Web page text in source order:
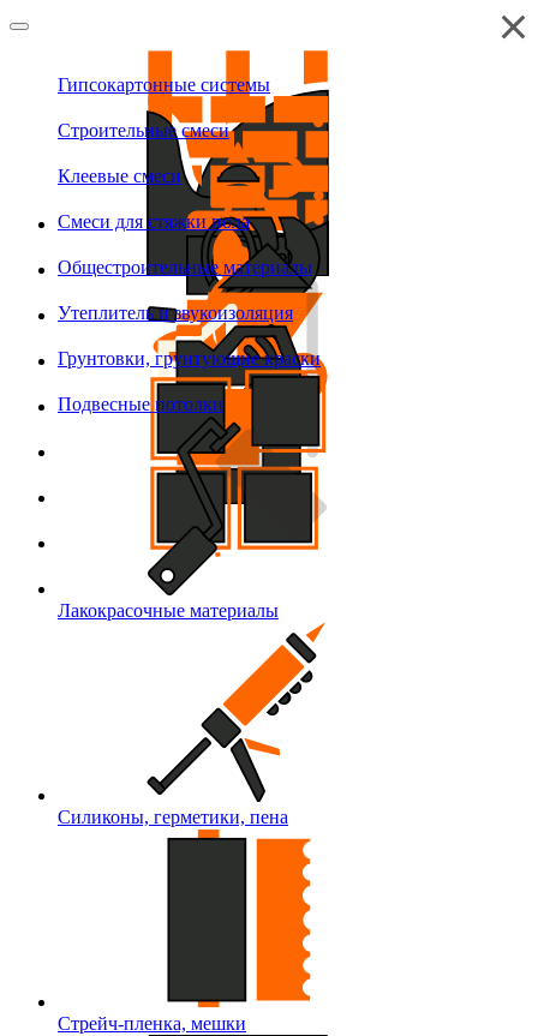
Гипсокартонные системы
Строительные смеси
Клеевые смеси
Смеси для стяжки пола
Общестроительные материалы
Утеплитель и звукоизоляция
Грунтовки, грунтующие краски
Подвесные потолки
Лакокрасочные материалы
Силиконы, герметики, пена
Стрейч-пленка, мешки